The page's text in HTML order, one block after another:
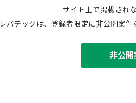
サイト上で掲載され
レバテックは、登録者限定に非公開案
非公